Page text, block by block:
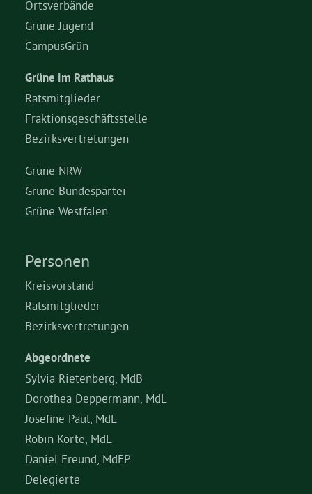
Daniel Freund, MdEP
Delegierte
Grüne im Rathaus
Ratsfraktion
Ratsmitglieder 2025 – 2030
Ratsanträge
Fraktionsgeschäftsstelle
Aktiv werden
Termine
Arbeitsgruppen
Ortsverbände
Grüne Jugend
CampusGrün
Grüne im Rathaus
Ratsmitglieder
Fraktionsgeschäftsstelle
Bezirksvertretungen
Grüne NRW
Grüne Bundespartei
Grüne Westfalen
Personen
Kreisvorstand
Ratsmitglieder
Bezirksvertretungen
Abgeordnete
Sylvia Rietenberg, MdB
Dorothea Deppermann, MdL
Josefine Paul, MdL
Robin Korte, MdL
Daniel Freund, MdEP
Delegierte